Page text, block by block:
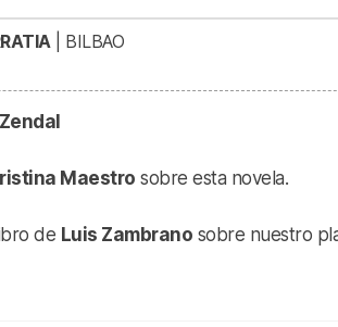
| BILBAO
Maestro sobre esta novela.
de Luis Zambrano sobre nuestro